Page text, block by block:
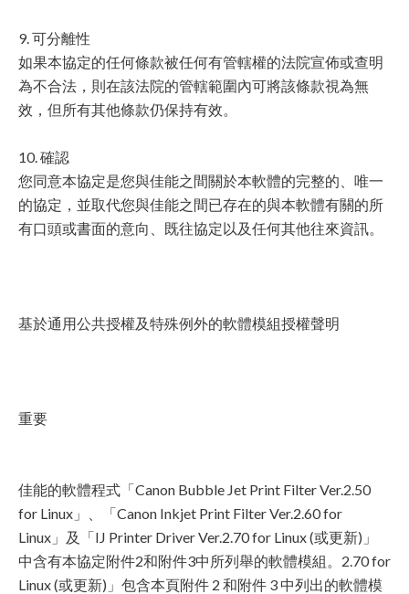
9. 可分離性
如果本協定的任何條款被任何有管轄權的法院宣佈或查明
為不合法，則在該法院的管轄範圍內可將該條款視為無
效，但所有其他條款仍保持有效。
10. 確認
您同意本協定是您與佳能之間關於本軟體的完整的、唯一
的協定，並取代您與佳能之間已存在的與本軟體有關的所
有口頭或書面的意向、既往協定以及任何其他往來資訊。
基於通用公共授權及特殊例外的軟體模組授權聲明
重要
佳能的軟體程式「Canon Bubble Jet Print Filter Ver.2.50
for Linux」、「Canon Inkjet Print Filter Ver.2.60 for
Linux」及「IJ Printer Driver Ver.2.70 for Linux (或更新)」
中含有本協定附件2和附件3中所列舉的軟體模組。2.70 for
Linux (或更新)」包含本頁附件 2 和附件 3 中列出的軟體模